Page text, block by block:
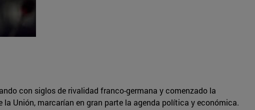
con siglos de rivalidad franco-germana y comenzado la
Unión, marcarían en gran parte la agenda política y económica.